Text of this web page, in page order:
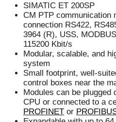
SIMATIC ET 200SP
CM PTP communication
connection RS422,
3964 (R), USS,
115200 Kbit/s
Modular, scalable, and
system
Small footprint, well-
control boxes near the
Modules can be plugged
CPU or connected to a
PROFINET or